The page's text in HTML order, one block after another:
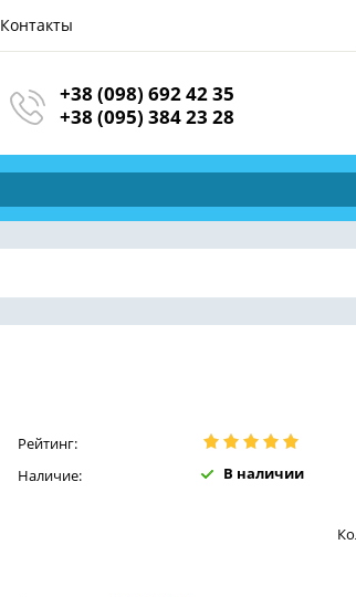
Контакты
+38 (098) 692 42 35
+38 (095) 384 23 28
Рейтинг:
Наличие:
В наличии